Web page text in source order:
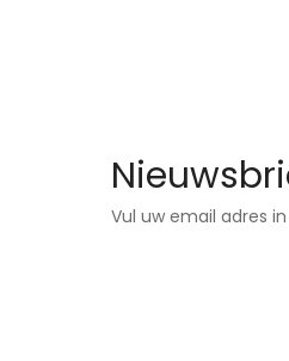
Vul uw email adres